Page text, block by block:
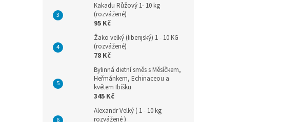
Kakadu Růžový 1- 10 kg
(rozvážené)
95 Kč
Žako velký (liberijský) 1 - 10 KG
(rozvážené)
78 Kč
Bylinná dietní směs s Měsíčkem,
Heřmánkem, Echinaceou a
květem Ibišku
345 Kč
Alexandr Velký ( 1 - 10 kg
rozvážené )